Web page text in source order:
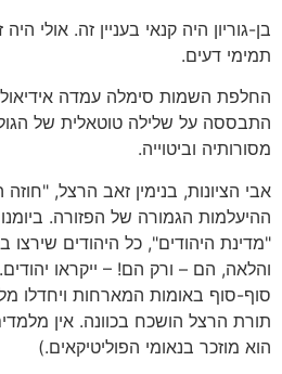
בן-גוריון היה קנאי בעניין זה. אולי
תמימי דעים.
החלפת השמות סימלה עמדה
התבססה על שלילה טוטאלית של
מסורותיה וביטוייה.
אבי הציונות, בנימין זאב הרצל,
ההיעלמות הגמורה של הפזורה.
"מדינת היהודים", כל היהודים שירצו
והלאה, הם – ורק הם! – ייקראו
סוף-סוף באומות המארחות ויחדלו
תורת הרצל הושכח בכוונה. אין
הוא מוזכר בנאומי הפוליטיקאים.)